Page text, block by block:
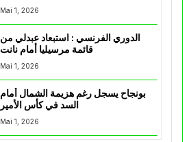
Mai 1, 2026
الدوري الفرنسي : استبعاد عبدلي من
قائمة مرسيليا أمام نانت
Mai 1, 2026
بونجاح يسجل رغم هزيمة الشمال أمام
السد في كأس الأمير
Mai 1, 2026